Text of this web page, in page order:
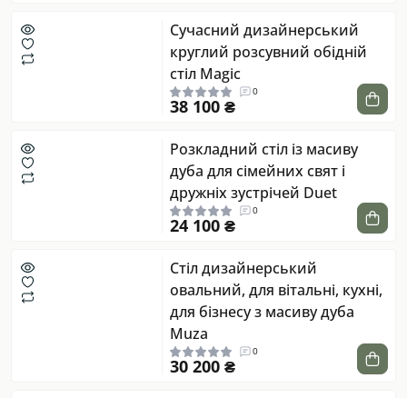
Сучасний дизайнерський
круглий розсувний обідній
стіл Magic
0
38 100 ₴
Розкладний стіл із масиву
дуба для сімейних свят і
дружніх зустрічей Duet
0
24 100 ₴
Стіл дизайнерський
овальний, для вітальні, кухні,
для бізнесу з масиву дуба
Muza
0
30 200 ₴